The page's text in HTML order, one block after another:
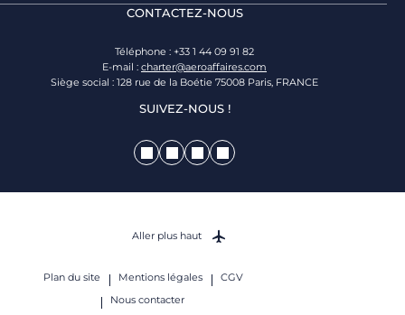
CONTACTEZ-NOUS
Téléphone : +33 1 44 09 91 82
E-mail : charter@aeroaffaires.com
Siège social : 128 rue de la Boétie 75008 Paris, FRANCE
SUIVEZ-NOUS !
Plan du site Mentions légales
CGV
Nous contacter
Aller plus haut